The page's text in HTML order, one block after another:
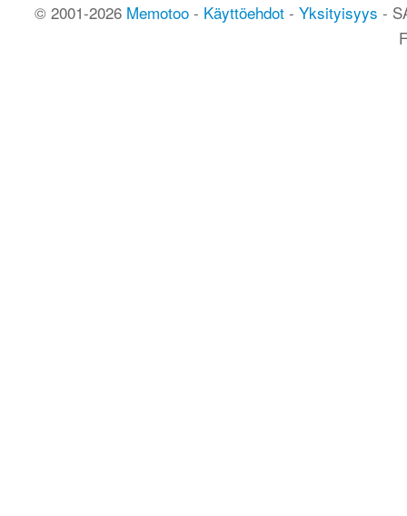
© 2001-2026 Memotoo - Käyttöehdot - Yksityisyys -